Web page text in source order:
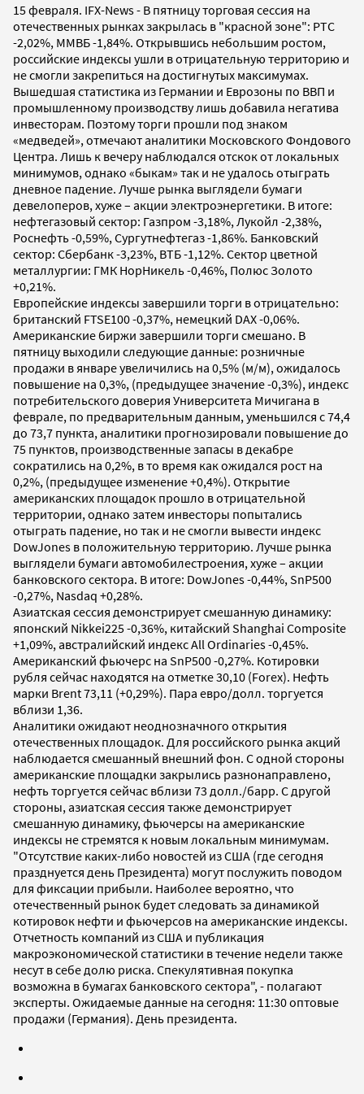
15 февраля. IFX-News - В пятницу торговая сессия на
отечественных рынках закрылась в "красной зоне": РТС
-2,02%, ММВБ -1,84%. Открывшись небольшим ростом,
российские индексы ушли в отрицательную территорию и
не смогли закрепиться на достигнутых максимумах.
Вышедшая статистика из Германии и Еврозоны по ВВП и
промышленному производству лишь добавила негатива
инвесторам. Поэтому торги прошли под знаком
«медведей», отмечают аналитики Московского Фондового
Центра. Лишь к вечеру наблюдался отскок от локальных
минимумов, однако «быкам» так и не удалось отыграть
дневное падение. Лучше рынка выглядели бумаги
девелоперов, хуже – акции электроэнергетики. В итоге:
нефтегазовый сектор: Газпром -3,18%, Лукойл -2,38%,
Роснефть -0,59%, Сургутнефтегаз -1,86%. Банковский
сектор: Сбербанк -3,23%, ВТБ -1,12%. Сектор цветной
металлургии: ГМК НорНикель -0,46%, Полюс Золото
+0,21%.
Европейские индексы завершили торги в отрицательно:
британский FTSE100 -0,37%, немецкий DAX -0,06%.
Американские биржи завершили торги смешано. В
пятницу выходили следующие данные: розничные
продажи в январе увеличились на 0,5% (м/м), ожидалось
повышение на 0,3%, (предыдущее значение -0,3%), индекс
потребительского доверия Университета Мичигана в
феврале, по предварительным данным, уменьшился с 74,4
до 73,7 пункта, аналитики прогнозировали повышение до
75 пунктов, производственные запасы в декабре
сократились на 0,2%, в то время как ожидался рост на
0,2%, (предыдущее изменение +0,4%). Открытие
американских площадок прошло в отрицательной
территории, однако затем инвесторы попытались
отыграть падение, но так и не смогли вывести индекс
DowJones в положительную территорию. Лучше рынка
выглядели бумаги автомобилестроения, хуже – акции
банковского сектора. В итоге: DowJones -0,44%, SnP500
-0,27%, Nasdaq +0,28%.
Азиатская сессия демонстрирует смешанную динамику:
японский Nikkei225 -0,36%, китайский Shanghai Composite
+1,09%, австралийский индекс All Ordinaries -0,45%.
Американский фьючерс на SnP500 -0,27%. Котировки
рубля сейчас находятся на отметке 30,10 (Forex). Нефть
марки Brent 73,11 (+0,29%). Пара евро/долл. торгуется
вблизи 1,36.
Аналитики ожидают неоднозначного открытия
отечественных площадок. Для российского рынка акций
наблюдается смешанный внешний фон. С одной стороны
американские площадки закрылись разнонаправлено,
нефть торгуется сейчас вблизи 73 долл./барр. С другой
стороны, азиатская сессия также демонстрирует
смешанную динамику, фьючерсы на американские
индексы не стремятся к новым локальным минимумам.
"Отсутствие каких-либо новостей из США (где сегодня
празднуется день Президента) могут послужить поводом
для фиксации прибыли. Наиболее вероятно, что
отечественный рынок будет следовать за динамикой
котировок нефти и фьючерсов на американские индексы.
Отчетность компаний из США и публикация
макроэкономической статистики в течение недели также
несут в себе долю риска. Спекулятивная покупка
возможна в бумагах банковского сектора", - полагают
эксперты. Ожидаемые данные на сегодня: 11:30 оптовые
продажи (Германия). День президента.